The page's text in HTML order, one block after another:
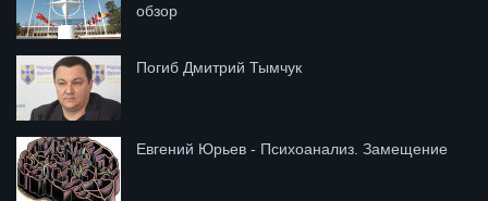
обзор
Погиб Дмитрий Тымчук
Евгений Юрьев - Психоанализ. Замещение